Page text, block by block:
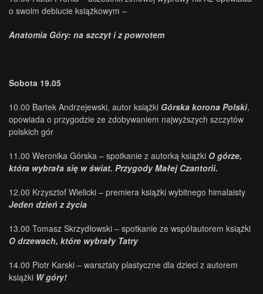
o swoim debiucie książkowym –
Anatomia Góry: na szczyt i z powrotem
Sobota 19.05
10.00 Bartek Andrzejewski, autor książki Górska korona Polski,
opowiada o przygodzie ze zdobywaniem najwyższych szczytów
polskich gór
11.00 Weronika Górska – spotkanie z autorką książki O górze,
która wybrała się w świat. Przygody Małej Czantorii.
12.00 Krzysztof Wielicki – premiera książki wybitnego himalaisty
Jeden dzień z życia
13.00 Tomasz Skrzydłowski – spotkanie ze współautorem książki
O drzewach, które wybrały Tatry
14.00 Piotr Karski – warsztaty plastyczne dla dzieci z autorem
książki W góry!